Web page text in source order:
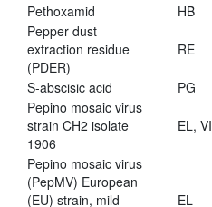
Pethoxamid
HB
Pepper dust
extraction residue
(PDER)
RE
S-abscisic acid
PG
Pepino mosaic virus
strain CH2 isolate
1906
EL, VI
Pepino mosaic virus
(PepMV) European
(EU) strain, mild
EL